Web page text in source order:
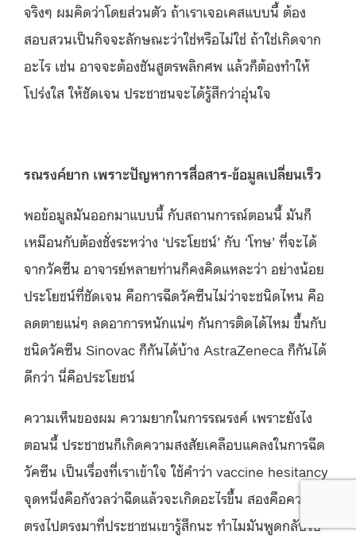
จริงๆ ผมคิดว่าโดยส่วนตัว ถ้าเราเจอเคสแบบนี้ ต้อง
สอบสวนเป็นกิจจะลักษณะว่าใช่หรือไม่ใช่ ถ้าใช่เกิดจาก
อะไร เช่น อาจจะต้องชันสูตรพลิกศพ แล้วก็ต้องทำให้
โปร่งใส ให้ชัดเจน ประชาชนจะได้รู้สึกว่าอุ่นใจ
รณรงค์ยาก เพราะปัญหาการสื่อสาร-ข้อมูลเปลี่ยนเร็ว
พอข้อมูลมันออกมาแบบนี้ กับสถานการณ์ตอนนี้ มันก็
เหมือนกับต้องชั่งระหว่าง ‘ประโยชน์’ กับ ‘โทษ’ ที่จะได้
จากวัคซีน อาจารย์หลายท่านก็คงคิดแหละว่า อย่างน้อย
ประโยชน์ที่ชัดเจน คือการฉีดวัคซีนไม่ว่าจะชนิดไหน คือ
ลดตายแน่ๆ ลดอาการหนักแน่ๆ กันการติดได้ไหม ขึ้นกับ
ชนิดวัคซีน Sinovac ก็กันได้บ้าง AstraZeneca ก็กันได้
ดีกว่า นี่คือประโยชน์
ความเห็นของผม ความยากในการรณรงค์ เพราะยังไง
ตอนนี้ ประชาชนก็เกิดความสงสัยเคลือบแคลงในการฉีด
วัคซีน เป็นเรื่องที่เราเข้าใจ ใช้คำว่า vaccine hesitancy
จุดหนึ่งคือกังวลว่าฉีดแล้วจะเกิดอะไรขึ้น สองคือความไม่
ตรงไปตรงมาที่ประชาชนเขารู้สึกนะ ทำไมมันพูดกลับไป